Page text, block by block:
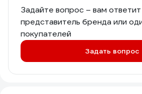
Задайте вопрос – вам
представитель бренда или
покупателей
Задать вопрос